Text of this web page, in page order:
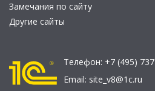
Замечания по сайту
Другие сайты
Телефон: +7 (495)
Email: site_v8@1c.ru